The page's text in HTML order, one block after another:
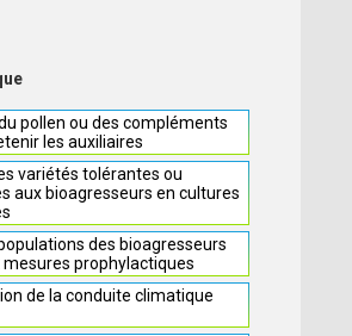
pollen ou des compléments
les auxiliaires
variétés tolérantes ou
aux bioagresseurs en cultures
des bioagresseurs
mesures prophylactiques
de la conduite climatique